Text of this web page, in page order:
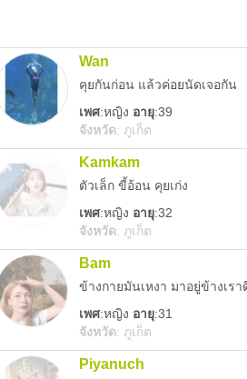
Wan
คุยกันก่อน แล้วค่อยนัดเจอกัน
เพศ:หญิง อายุ:39
จังหวัด: ภูเก็ต
Kamkam
ตัวเล็ก ขี้อ้อน คุยเก่ง
เพศ:หญิง อายุ:32
จังหวัด: ภูเก็ต
Bam
ข้างกายมันเหงา มาอยู่ข้างเรา
เพศ:หญิง อายุ:31
จังหวัด: ภูเก็ต
Piyanuch